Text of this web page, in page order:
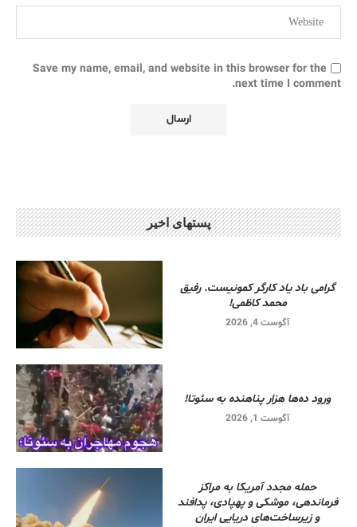
Save my name, email, and website in this browser for the
next time I comment.
پستهای اخیر
گرامی باد یاد کارگر کمونیست. رفیق
محمد کاظمی!
آگوست 4, 2026
ورود ده‌ها هزار پناهنده به سئوتا!
آگوست 1, 2026
حمله مجدد آمریکا به مراکز
فرماندهی، موشکی و پهپادی، پدافند
و زیرساخت‌های دریایی ایران